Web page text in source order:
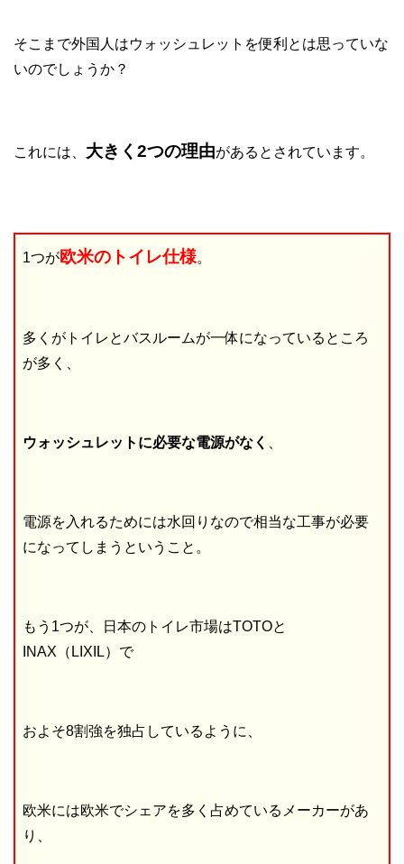
そこまで外国人はウォッシュレットを便利とは思っていな
いのでしょうか？
これには、 大きく2つの理由があるとされています。
1つが欧米のトイレ仕様。
多くがトイレとバスルームが一体になっているところ
が多く、
ウォッシュレットに必要な電源がなく
電源を入れるためには水回りなので相当な工事が必要
になってしまうということ。
もう1つが、日本のトイレ市場はTOTOと
INAX（LIXIL）で
およそ8割強を独占しているように、
欧米には欧米でシェアを多く占めているメーカーがあ
り、